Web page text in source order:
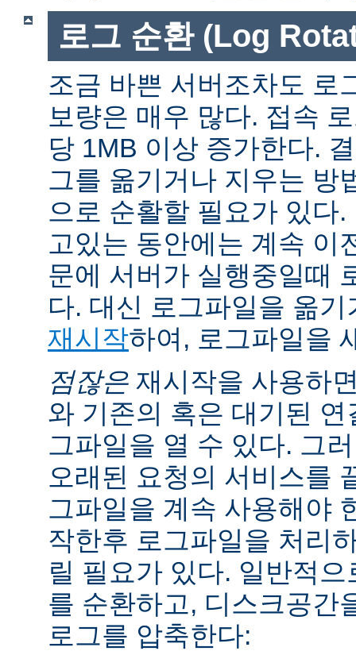
로그 순환 (Log
조금 바쁜 서버조차도 로
보량은 매우 많다. 접속
당 1MB 이상 증가한다.
그를 옮기거나 지우는 방
으로 순활할 필요가 있다
고있는 동안에는 계속 이
문에 서버가 실행중일때
다. 대신 로그파일을 옮
재시작하여, 로그파일을
점잖은 재시작을 사용하
와 기존의 혹은 대기된
그파일을 열 수 있다. 그
오래된 요청의 서비스를
그파일을 계속 사용해야
작한후 로그파일을 처리
릴 필요가 있다. 일반적
를 순환하고, 디스크공간
로그를 압축한다: